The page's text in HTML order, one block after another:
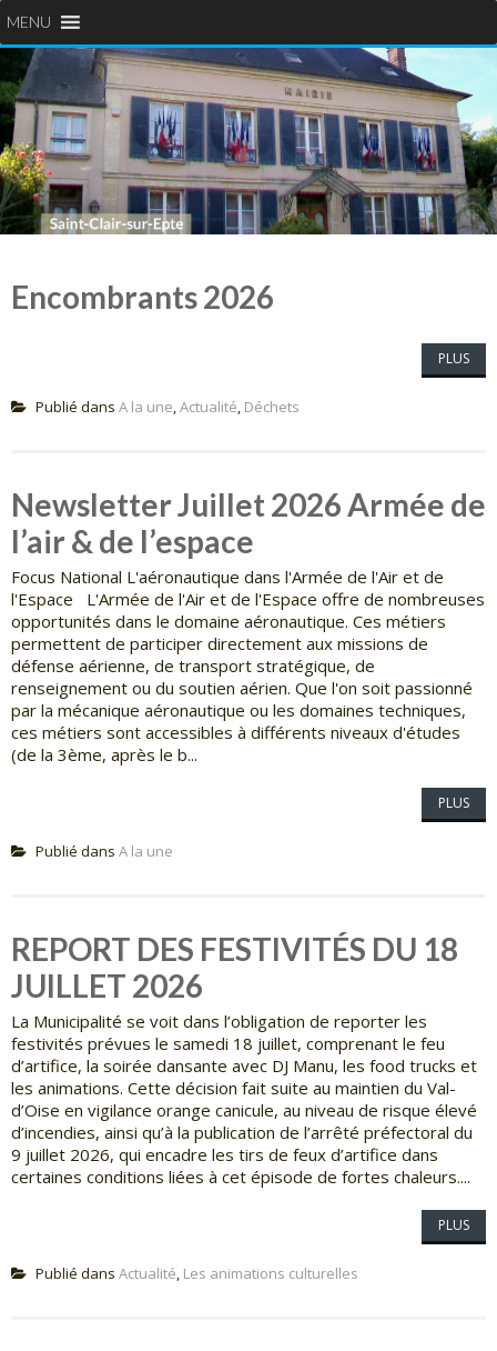
MENU
Encombrants 2026
PLUS
Publié dans A la une,Actualité, Déchets
Newsletter Juillet 2026 Armée de
l’air & de l’espace
Focus National L'aéronautique dans l'Armée de l'Air et de
l'Espace L'Armée de l'Air et de l'Espace offre de nombreuses
opportunités dans le domaine aéronautique. Ces métiers
permettent de participer directement aux missions de
défense aérienne, de transport stratégique, de
renseignement ou du soutien aérien. Que l'on soit passionné
par la mécanique aéronautique ou les domaines techniques,
ces métiers sont accessibles à différents niveaux d'études
(de la 3ème, après le b...
PLUS
Publié dans A la une
REPORT DES FESTIVITÉS DU 18
JUILLET 2026
La Municipalité se voit dans l’obligation de reporter les
festivités prévues le samedi 18 juillet, comprenant le feu
d’artifice, la soirée dansante avec DJ Manu, les food trucks et
les animations. Cette décision fait suite au maintien du Val-
d’Oise en vigilance orange canicule, au niveau de risque élevé
d’incendies, ainsi qu’à la publication de l’arrêté préfectoral du
9 juillet 2026, qui encadre les tirs de feux d’artifice dans
certaines conditions liées à cet épisode de fortes chaleurs....
PLUS
Publié dans Actualité, Les animations culturelles